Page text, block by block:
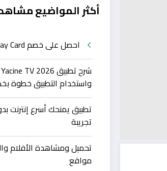
أكثر المواضيع
احصل على خصم RedotPay Card كوبونات حصرية
واستخدام التطبيق خطوة
تطبيق يمنحك أسرع إنترنت
تجريبة
مواقع